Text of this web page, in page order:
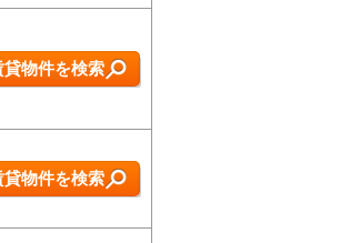
貸物件を検索
貸物件を検索